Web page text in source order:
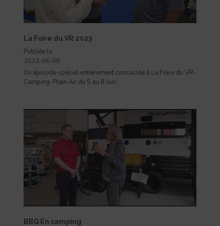
La Foire du VR 2023
Publiée le
2023-06-08
Un épisode spécial entièrement consacrée à La Foire du VR-
Camping-Plein Air du 5 au 8 Juin.
BBQ En camping